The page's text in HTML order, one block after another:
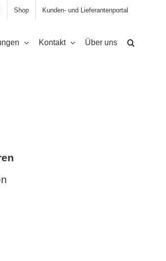
Shop Kunden- und Lieferantenportal
Kontakt Über uns